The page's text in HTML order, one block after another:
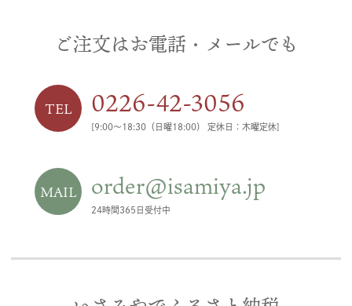
ご注文はお電話・メールでも
TEL 0226-42-3056
[9:00〜18:30（日曜18:00） 定休日：木曜定休]
MAIL order@isamiya.jp
24時間365日受付中